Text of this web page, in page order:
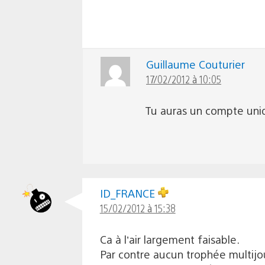
Guillaume Couturier
17/02/2012 à 10:05
Tu auras un compte
ID_FRANCE
15/02/2012 à 15:38
Ca à l’air largement faisable.
Par contre aucun trophée